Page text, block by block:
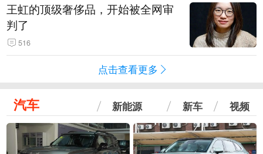
王虹的顶级奢侈品，开始被全网审
判了
516
点击查看更多
汽车 新能源 新车 视频